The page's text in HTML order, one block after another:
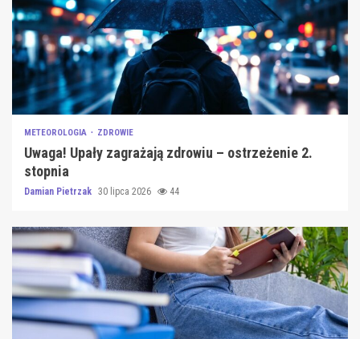
METEOROLOGIA ZDROWIE
Uwaga! Upały zagrażają zdrowiu – ostrzeżenie 2.
stopnia
Damian Pietrzak 30 lipca 2026 44